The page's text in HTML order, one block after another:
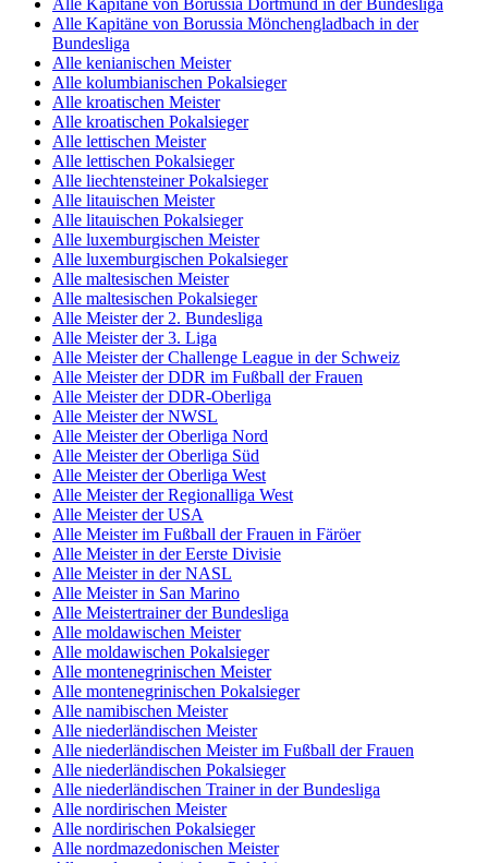
Alle Kapitäne von Borussia Mönchengladbach in der
Bundesliga
Alle kenianischen Meister
Alle kolumbianischen Pokalsieger
Alle kroatischen Meister
Alle kroatischen Pokalsieger
Alle lettischen Meister
Alle lettischen Pokalsieger
Alle liechtensteiner Pokalsieger
Alle litauischen Meister
Alle litauischen Pokalsieger
Alle luxemburgischen Meister
Alle luxemburgischen Pokalsieger
Alle maltesischen Meister
Alle maltesischen Pokalsieger
Alle Meister der 2. Bundesliga
Alle Meister der 3. Liga
Alle Meister der Challenge League in der Schweiz
Alle Meister der DDR im Fußball der Frauen
Alle Meister der DDR-Oberliga
Alle Meister der NWSL
Alle Meister der Oberliga Nord
Alle Meister der Oberliga Süd
Alle Meister der Oberliga West
Alle Meister der Regionalliga West
Alle Meister der USA
Alle Meister im Fußball der Frauen in Färöer
Alle Meister in der Eerste Divisie
Alle Meister in der NASL
Alle Meister in San Marino
Alle Meistertrainer der Bundesliga
Alle moldawischen Meister
Alle moldawischen Pokalsieger
Alle montenegrinischen Meister
Alle montenegrinischen Pokalsieger
Alle namibischen Meister
Alle niederländischen Meister
Alle niederländischen Meister im Fußball der Frauen
Alle niederländischen Pokalsieger
Alle niederländischen Trainer in der Bundesliga
Alle nordirischen Meister
Alle nordirischen Pokalsieger
Alle nordmazedonischen Meister